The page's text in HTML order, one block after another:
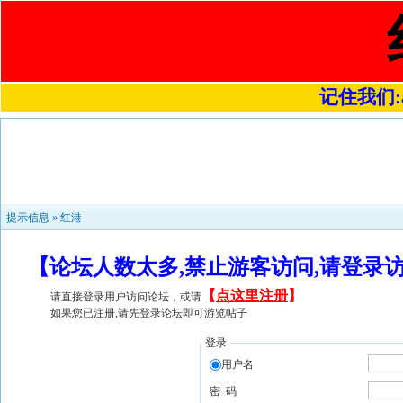
记住我们
提示信息 » 红港
【论坛人数太多,禁止游客访问,请登
请直接登录用户访问论坛，或请 【 点这里注册】
如果您已注册,请先登录论坛即可游览帖子
登录
用户名
密 码